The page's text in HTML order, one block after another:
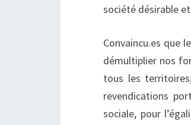
société désirable
Convaincu.es que
démultiplier nos
tous les
revendications
sociale, pour